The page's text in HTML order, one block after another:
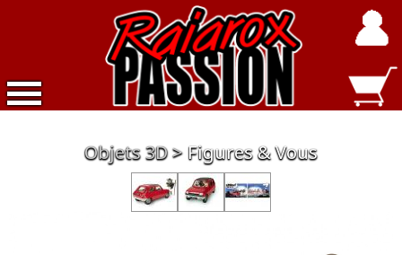
Objets 3D Figures & Vous